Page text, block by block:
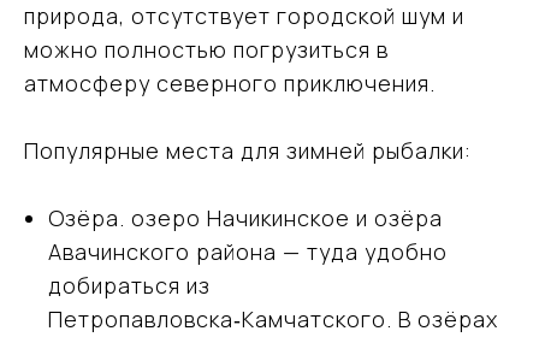
природа, отсутствует городской шум и
можно полностью погрузиться в
атмосферу северного приключения.
Популярные места для зимней рыбалки:
Озёра. озеро Начикинское и озёра
Авачинского района — туда удобно
добираться из
Петропавловска‑Камчатского. В озёрах